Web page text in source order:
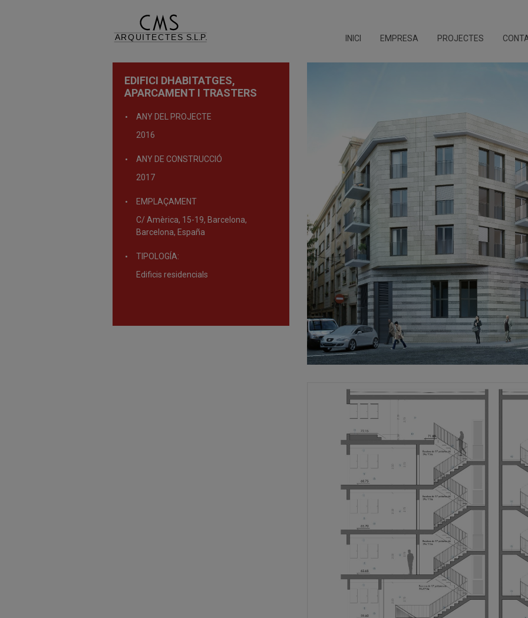
INICI EMPRESA PROJECTES
EDIFICI DHABITATGES,
APARCAMENT I TRASTERS
ANY DEL PROJECTE
2016
ANY DE CONSTRUCCIÓ
2017
EMPLAÇAMENT
C/ Amèrica, 15-19, Barcelona,
Barcelona, España
TIPOLOGÍA:
Edificis residencials